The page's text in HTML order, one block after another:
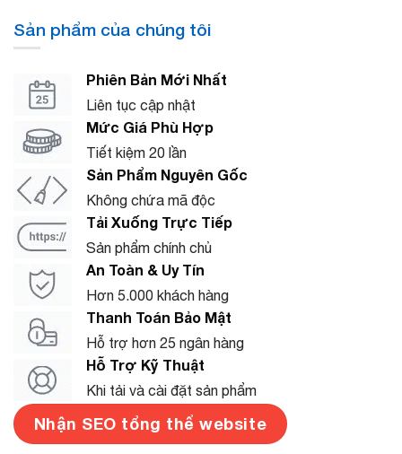
Sản phẩm của chúng tôi
Phiên Bản Mới Nhất
Liên tục cập nhật
Mức Giá Phù Hợp
Tiết kiệm 20 lần
Sản Phẩm Nguyên Gốc
Không chứa mã độc
Tải Xuống Trực Tiếp
Sản phẩm chính chủ
An Toàn & Uy Tín
Hơn 5.000 khách hàng
Thanh Toán Bảo Mật
Hỗ trợ hơn 25 ngân hàng
Hỗ Trợ Kỹ Thuật
Khi tải và cài đặt sản phẩm
Nhận SEO tổng thể website